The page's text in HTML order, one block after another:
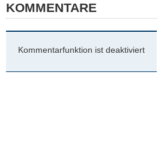
KOMMENTARE
Kommentarfunktion ist deaktiviert